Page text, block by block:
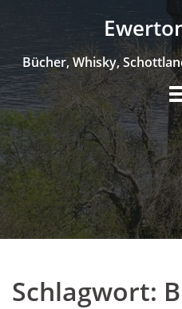
to
Bücher, Whisky,
Schlagwort: